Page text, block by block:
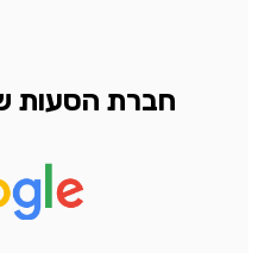
חברת הסעות